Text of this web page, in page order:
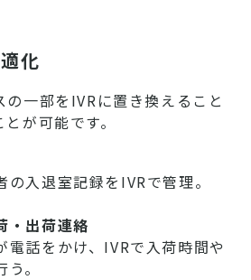
化
一部をIVRに置き換えること
が可能です。
入退室記録をIVRで管理。
・出荷連絡
話をかけ、IVRで入荷時間や
。